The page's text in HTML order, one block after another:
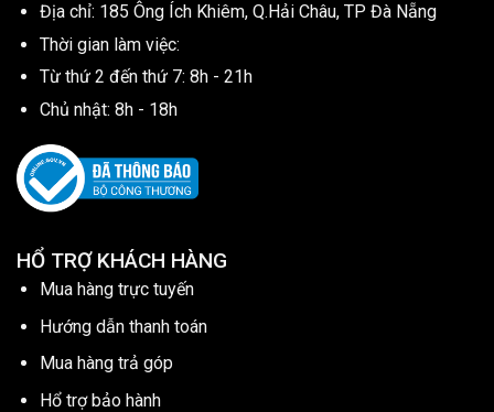
Địa chỉ: 185 Ông Ích Khiêm, Q.Hải Châu, TP Đà Nẵng
Thời gian làm việc:
Từ thứ 2 đến thứ 7: 8h - 21h
Chủ nhật: 8h - 18h
HỔ TRỢ KHÁCH HÀNG
Mua hàng trực tuyến
Hướng dẫn thanh toán
Mua hàng trả góp
Hổ trợ bảo hành